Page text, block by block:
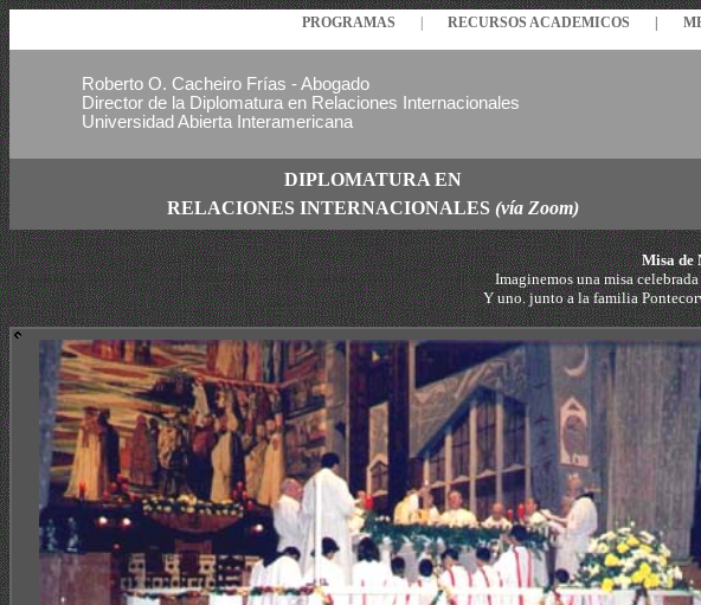
PROGRAMAS RECURSOS ACADEMICOS |
Roberto O. Cacheiro Frías - Abogado
Director de la Diplomatura en Relaciones Internacionales
Universidad Abierta Interamericana
DIPLOMATURA EN
RELACIONES INTERNACIONALES (vía Zoom)
Misa de
Imaginemos una misa
Y uno. junto a la familia